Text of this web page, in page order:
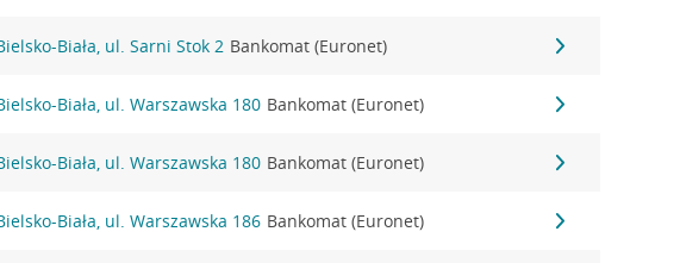
Biała, ul. Sarni Stok 2 Bankomat (Euronet)
Biała, ul. Warszawska 180 Bankomat (Euronet)
Biała, ul. Warszawska 180 Bankomat (Euronet)
Biała, ul. Warszawska 186 Bankomat (Euronet)